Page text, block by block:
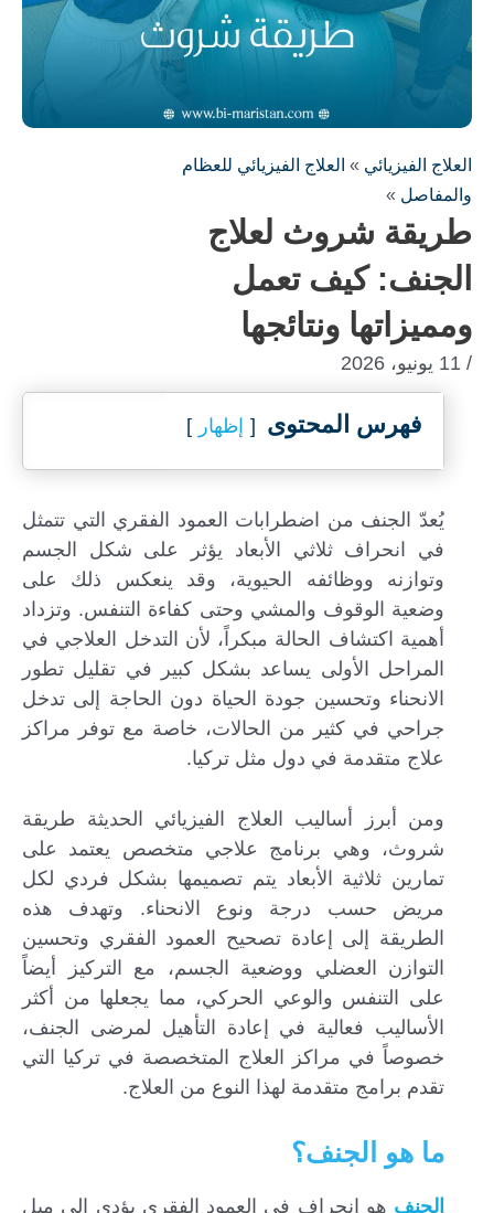
العلاج الفيزيائي » العلاج الفيزيائي للعظام
والمفاصل »
طريقة شروث لعلاج
الجنف: كيف تعمل
ومميزاتها ونتائجها
/ 11 يونيو، 2026
فهرس المحتوى إظهار
يُعدّ الجنف من اضطرابات العمود الفقري التي تتمثل
في انحراف ثلاثي الأبعاد يؤثر على شكل الجسم
وتوازنه ووظائفه الحيوية، وقد ينعكس ذلك على
وضعية الوقوف والمشي وحتى كفاءة التنفس. وتزداد
أهمية اكتشاف الحالة مبكراً، لأن التدخل العلاجي في
المراحل الأولى يساعد بشكل كبير في تقليل تطور
الانحناء وتحسين جودة الحياة دون الحاجة إلى تدخل
جراحي في كثير من الحالات، خاصة مع توفر مراكز
علاج متقدمة في دول مثل تركيا.
ومن أبرز أساليب العلاج الفيزيائي الحديثة طريقة
شروث، وهي برنامج علاجي متخصص يعتمد على
تمارين ثلاثية الأبعاد يتم تصميمها بشكل فردي لكل
مريض حسب درجة ونوع الانحناء. وتهدف هذه
الطريقة إلى إعادة تصحيح العمود الفقري وتحسين
التوازن العضلي ووضعية الجسم، مع التركيز أيضاً
على التنفس والوعي الحركي، مما يجعلها من أكثر
الأساليب فعالية في إعادة التأهيل لمرضى الجنف،
خصوصاً في مراكز العلاج المتخصصة في تركيا التي
تقدم برامج متقدمة لهذا النوع من العلاج.
ما هو الجنف؟
الجنف هو انحراف في العمود الفقري يؤدي إلى ميل